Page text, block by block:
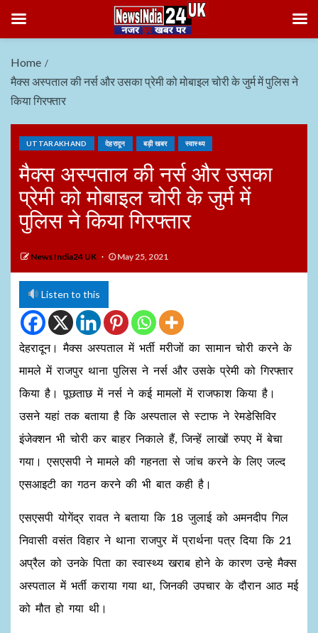
Home
मैक्स अस्पताल की नर्स और उसका प्रेमी को मोबाइल चोरी के जुर्म में पुलिस ने
किया गिरफ्तार
UTTARAKHAND देहरादून बड़ी खबर स्वास्थ्य
मैक्स अस्पताल की नर्स और उसका
प्रेमी को मोबाइल चोरी के जुर्म में
पुलिस ने किया गिरफ्तार
News India24 UK May 25, 2021
Listen to this
देहरादून। मैक्स अस्पताल में भर्ती मरीजों का सामान चोरी करने के
मामले में राजपुर थाना पुलिस ने नर्स और उसके प्रेमी को गिरफ्तार
किया है। पूछताछ में नर्स ने कई मामलों में राजफाश किया है।
उसने यहां तक बताया है कि अस्पताल से स्टाफ ने रेमडेसिविर
इंजेक्शन भी चोरी कर बाहर निकाले हैं, जिन्हें लाखों रुपए में बेचा
गया। एसएसपी ने मामले की गहनता से जांच करने के लिए जल्द
एसआइटी का गठन करने की भी बात कही है।
एसएसपी योगेंद्र रावत ने बताया कि 18 जुलाई को अमनदीप गिल
निवासी वसंत विहार ने थाना राजपुर में प्रार्थना पत्र दिया कि 21
अप्रैल को उनके पिता का स्वास्थ्य खराब होने के कारण उन्हे मैक्स
अस्पताल में भर्ती कराया गया था, जिनकी उपचार के दौरान आठ मई
को मौत हो गया थी।